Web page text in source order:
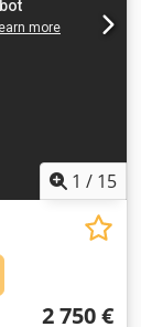
1 / 15
2 750 €